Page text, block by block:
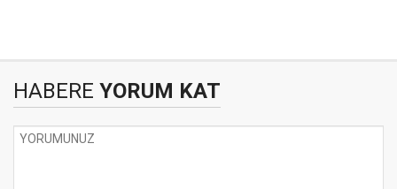
HABERE YORUM KAT